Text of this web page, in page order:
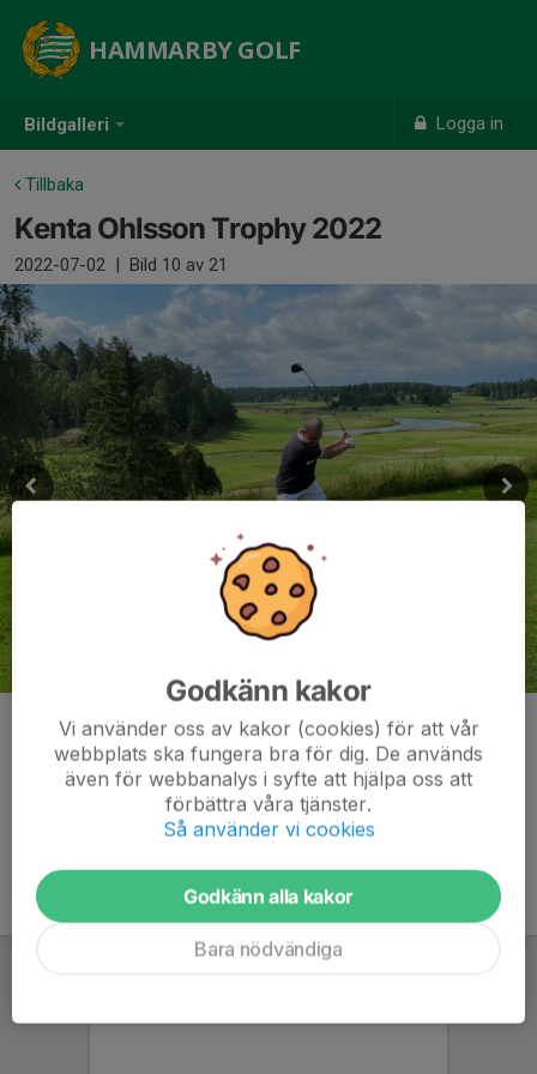
Bildgalleri Logga in
HAMMARBY GOLF
Tillbaka
Kenta Ohlsson Trophy 2022
2022-07-02 | Bild 10 av 21
Kommentarer
Godkänn kakor
Vi använder oss av kakor (cookies) för att vår
webbplats ska fungera bra för dig. De används
även för webbanalys i syfte att hjälpa oss att
förbättra våra tjänster.
Så använder vi cookies
Godkänn alla kakor
Bara nödvändiga